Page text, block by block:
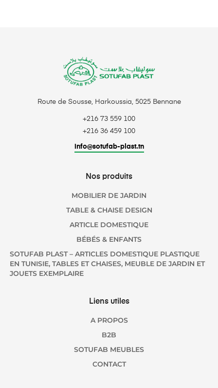
Route de Sousse, Harkoussia, 5025 Bennane
+216 73 559 100
+216 36 459 100
info@sotufab-plast.tn
Nos produits
MOBILIER DE JARDIN
TABLE & CHAISE DESIGN
ARTICLE DOMESTIQUE
BÉBÉS & ENFANTS
SOTUFAB PLAST – ARTICLES DOMESTIQUE PLASTIQUE
EN TUNISIE, TABLES ET CHAISES, MEUBLE DE JARDIN ET
JOUETS EXEMPLAIRE
Liens utiles
A PROPOS
B2B
SOTUFAB MEUBLES
CONTACT